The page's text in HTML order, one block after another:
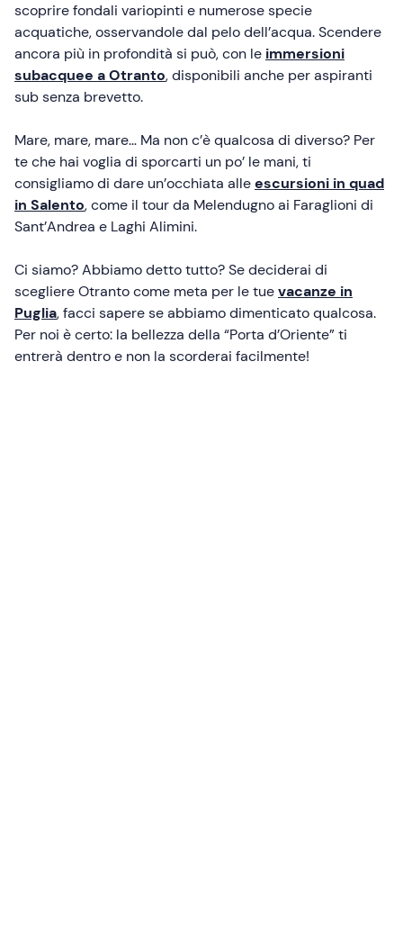
scoprire fondali variopinti e numerose specie
acquatiche, osservandole dal pelo dell’acqua. Scendere
ancora più in profondità si può, con le immersioni
subacquee a Otranto, disponibili anche per aspiranti
sub senza brevetto.
Mare, mare, mare… Ma non c’è qualcosa di diverso? Per
te che hai voglia di sporcarti un po’ le mani, ti
consigliamo di dare un’occhiata alleescursioni in quad
in Salento, come il tour da Melendugno ai Faraglioni di
Sant’Andrea e Laghi Alimini.
Ci siamo? Abbiamo detto tutto? Se deciderai di
scegliere Otranto come meta per le tuevacanze in
Puglia, facci sapere se abbiamo dimenticato qualcosa.
Per noi è certo: la bellezza della “Porta d’Oriente” ti
entrerà dentro e non la scorderai facilmente!